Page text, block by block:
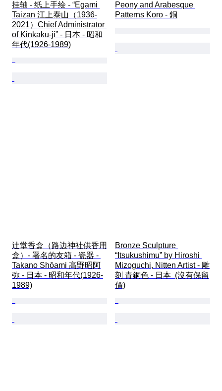
挂轴 - 纸上手绘 - “Egami
Taizan 江上泰山（1936-
2021）Chief Administrator
of Kinkaku-ji” - 日本 - 昭和
年代(1926-1989)
Peony and Arabesque
Patterns Koro - 銅
辻堂香盒（路边神社供香用
盒）- 署名的友箱 - 瓷器 -
Takano Shōami 高野昭阿
弥 - 日本 - 昭和年代(1926-
1989)
Bronze Sculpture
“Itsukushimu” by Hiroshi
Mizoguchi, Nitten Artist - 雕
刻 青銅色 - 日本  (沒有保留
價)